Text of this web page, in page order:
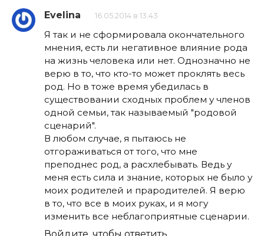
Evelina 16.05.2014 в 13:43
Я так и не сформировала окончательного
мнения, есть ли негативное влияние рода
на жизнь человека или нет. Однозначно не
верю в то, что кто-то может проклять весь
род. Но в тоже время убедилась в
существовании сходных проблем у членов
одной семьи, так называемый "родовой
сценарий".
В любом случае, я пытаюсь не
отгораживаться от того, что мне
преподнес род, а расхлебывать. Ведь у
меня есть сила и знание, которых не было у
моих родителей и прародителей. Я верю
в то, что все в моих руках, и я могу
изменить все неблагоприятные сценарии.